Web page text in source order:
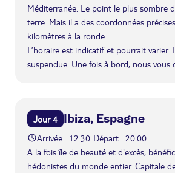
Méditerranée. Le point le plus sombre
terre. Mais il a des coordonnées
kilomètres à la ronde.
L’horaire est indicatif et pourrait
suspendue. Une fois à bord, nous
Jour 4 Ibiza, Espagne
Arrivée : 12:30-Départ : 20:00
A la fois île de beauté et d'excès,
hédonistes du monde entier. Capitale